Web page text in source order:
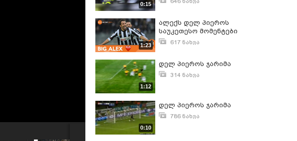
0:15
1:23
ალექს დელ პიეროს
საუკეთესო მომენტები
იუვენტუსში
617 ნახვა
1:12
დელ პიეროს ჯარიმა
314 ნახვა
0:10
დელ პიეროს ჯარიმა
786 ნახვა